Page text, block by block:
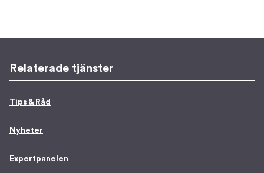
Relaterade tjänster
Tips & Råd
Nyheter
Expertpanelen